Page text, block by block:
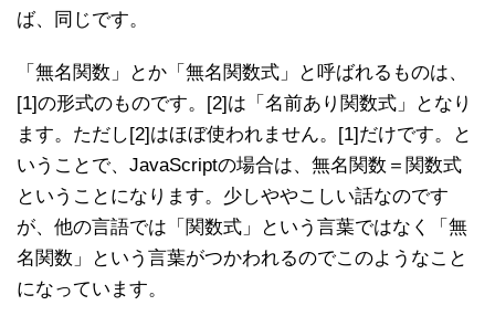
ば、同じです。
「無名関数」とか「無名関数式」と呼ばれるものは、
[1]の形式のものです。[2]は「名前あり関数式」となり
ます。ただし[2]はほぼ使われません。[1]だけです。と
いうことで、JavaScriptの場合は、無名関数＝関数式
ということになります。少しややこしい話なのです
が、他の言語では「関数式」という言葉ではなく「無
名関数」という言葉がつかわれるのでこのようなこと
になっています。